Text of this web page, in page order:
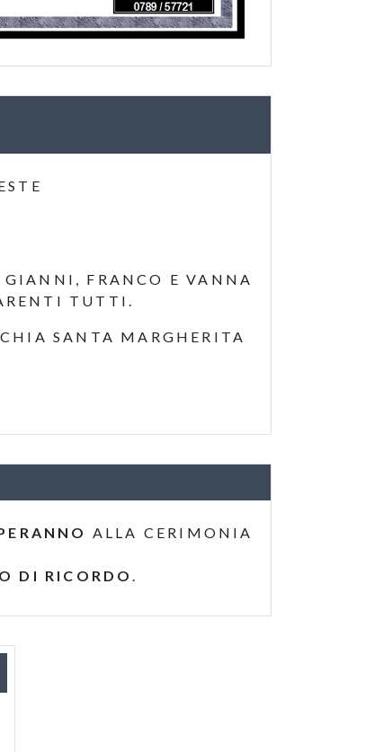
FRANCO E VANNA
TUTTI.
SANTA MARGHERITA
ALLA CERIMONIA
DI RICORDO.